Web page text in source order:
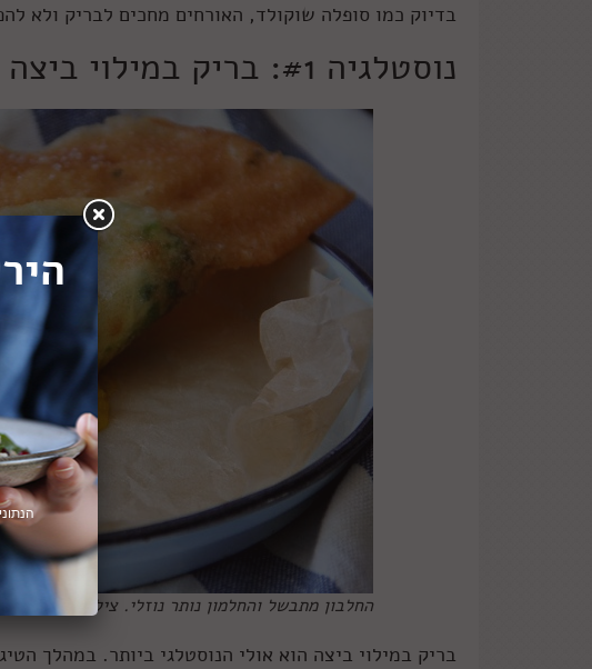
בדיוק כמו סופלה שוקולד, האורחים מחכים לבריק ולא
נוסטלגיה #1: בריק במילוי ביצה ועשבי תיבול
החלבון מתבשל והחלמון נותר נוזלי. צילום: קרן ביטון
בריק במילוי ביצה הוא אולי הנוסטלגי ביותר. במהלך